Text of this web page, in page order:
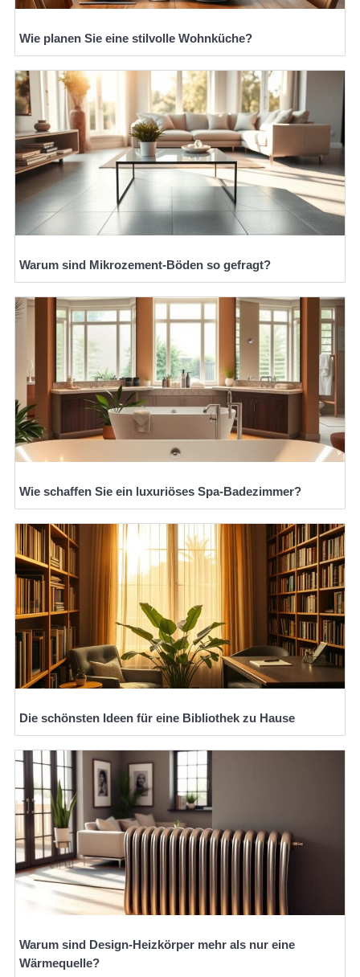
Wie planen Sie eine stilvolle Wohnküche?
Warum sind Mikrozement-Böden so gefragt?
Wie schaffen Sie ein luxuriöses Spa-Badezimmer?
Die schönsten Ideen für eine Bibliothek zu Hause
Warum sind Design-Heizkörper mehr als nur eine
Wärmequelle?